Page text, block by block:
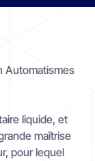
Automatismes
liquide, et
maîtrise
pour lequel